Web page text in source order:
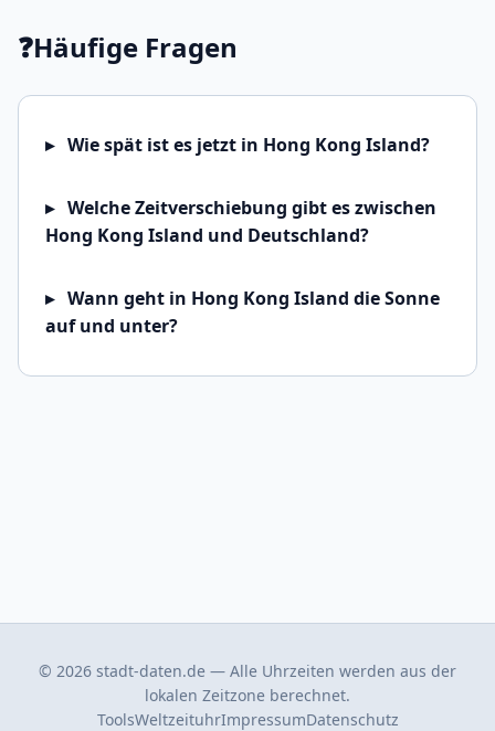
❓Häufige Fragen
Wie spät ist es jetzt in Hong Kong Island?
Welche Zeitverschiebung gibt es zwischen
Hong Kong Island und Deutschland?
Wann geht in Hong Kong Island die Sonne
auf und unter?
© 2026 stadt-daten.de — Alle Uhrzeiten werden aus der
lokalen Zeitzone berechnet.
ToolsWeltzeituhrImpressumDatenschutz